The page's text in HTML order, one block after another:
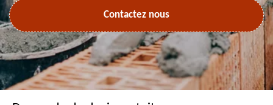
Contactez nous